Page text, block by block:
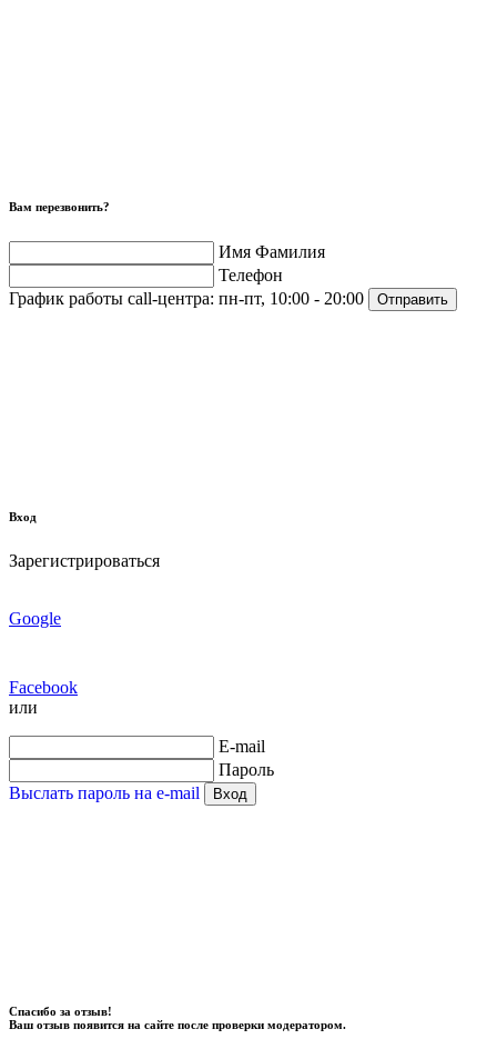
Вам перезвонить?
Имя Фамилия
Телефон
График работы call-центра: пн-пт, 10:00 - 20:00 Отправить
Вход
Зарегистрироваться
Google
Facebook
или
E-mail
Пароль
Выслать пароль на e-mail
Вход
Спасибо за отзыв!
Ваш отзыв появится на сайте после проверки модератором.